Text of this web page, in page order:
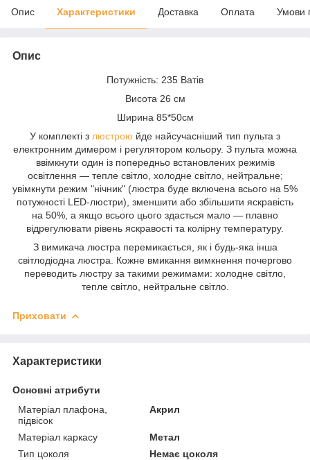
Опис Характеристики Доставка Оплата Умови
Опис
Потужність: 235 Ватів
Висота 26 см
Ширина 85*50см
У комплекті з люстрою йде найсучасніший тип пульта з
електронним димером і регулятором кольору. З пульта можна
ввімкнути один із попередньо встановлених режимів
освітлення — тепле світло, холодне світло, нейтральне;
увімкнути режим "нічник" (люстра буде включена всього на 5%
потужності LED-люстри), зменшити або збільшити яскравість
на 50%, а якщо всього цього здасться мало — плавно
відрегулювати рівень яскравості та колірну температуру.
З вимикача люстра перемикається, як і будь-яка інша
світлодіодна люстра. Кожне вмикання вимкнення почергово
переводить люстру за такими режимами: холодне світло,
тепле світло, нейтральне світло.
Приховати
Характеристики
Основні атрибути
Матеріал плафона,
підвісок
Акрил
Матеріал каркасу
Метал
Тип цоколя
Немає цоколя